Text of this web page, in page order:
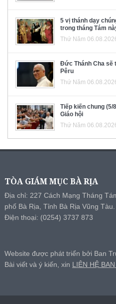
5 vị thánh dạy
trong tháng Tám
Thứ Năm
Đức Thánh Cha sẽ
Pêru
Thứ Năm
Tiếp kiến chung (5/
Giáo hội
Thứ Năm
TÒA GIÁM MỤC BÀ RỊA
Địa chỉ: 227 Cách Mạng Tháng
phố Bà Rịa, Tỉnh Bà Rịa Vũng Tàu.
Điện thoại: (0254) 3737 873
Website được phát triển bởi Ban
Bài viết và ý kiến, xin LIÊN HỆ